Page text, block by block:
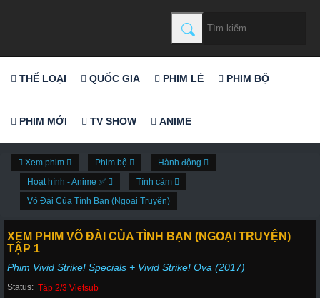
THỂ LOẠI QUỐC GIA PHIM LẺ PHIM BỘ
PHIM MỚI TV SHOW ANIME
Xem phim Phim bộ
Hành động
Hoạt hình - Anime ✅
Tình cảm
Võ Đài Của Tình Bạn (Ngoại Truyện)
XEM PHIM VÕ ĐÀI CỦA TÌNH BẠN (NGOẠI TRUYỆN)
TẬP 1
Phim Vivid Strike! Specials + Vivid Strike! Ova (2017)
Status: Tập 2/3 Vietsub